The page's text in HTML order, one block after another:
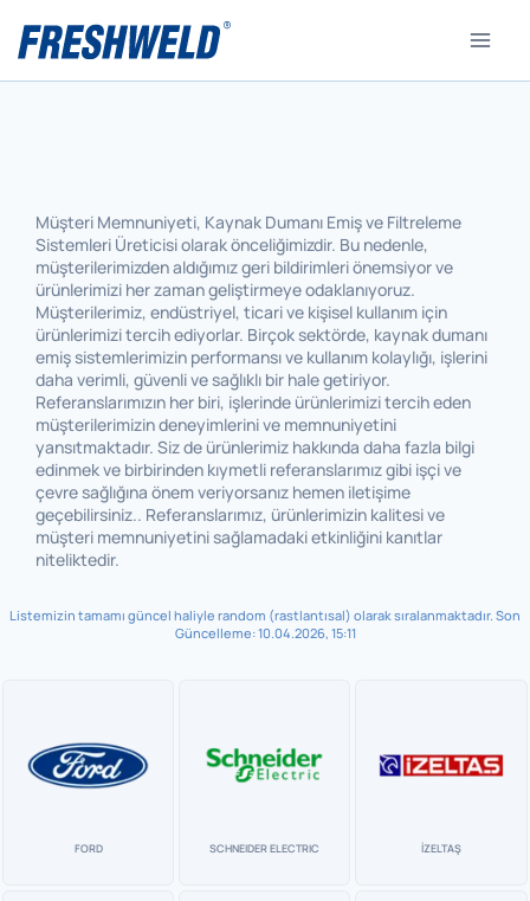
Müşteri Memnuniyeti, Kaynak Dumanı Emiş ve Filtreleme
Sistemleri Üreticisi olarak önceliğimizdir. Bu nedenle,
müşterilerimizden aldığımız geri bildirimleri önemsiyor ve
ürünlerimizi her zaman geliştirmeye odaklanıyoruz.
Müşterilerimiz, endüstriyel, ticari ve kişisel kullanım için
ürünlerimizi tercih ediyorlar. Birçok sektörde, kaynak dumanı
emiş sistemlerimizin performansı ve kullanım kolaylığı, işlerini
daha verimli, güvenli ve sağlıklı bir hale getiriyor.
Referanslarımızın her biri, işlerinde ürünlerimizi tercih eden
müşterilerimizin deneyimlerini ve memnuniyetini
yansıtmaktadır. Siz de ürünlerimiz hakkında daha fazla bilgi
edinmek ve birbirinden kıymetli referanslarımız gibi işçi ve
çevre sağlığına önem veriyorsanız hemen iletişime
geçebilirsiniz.. Referanslarımız, ürünlerimizin kalitesi ve
müşteri memnuniyetini sağlamadaki etkinliğini kanıtlar
niteliktedir.
Listemizin tamamı güncel haliyle random (rastlantısal) olarak sıralanmaktadır. Son
Güncelleme: 10.04.2026, 15:11
FORD SCHNEIDER ELECTRIC İZELTAŞ